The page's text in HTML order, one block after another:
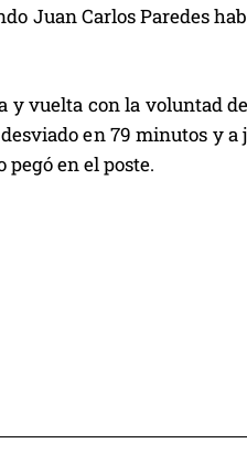
Juan Carlos Paredes
vuelta con la voluntad
en 79 minutos y a
en el poste.